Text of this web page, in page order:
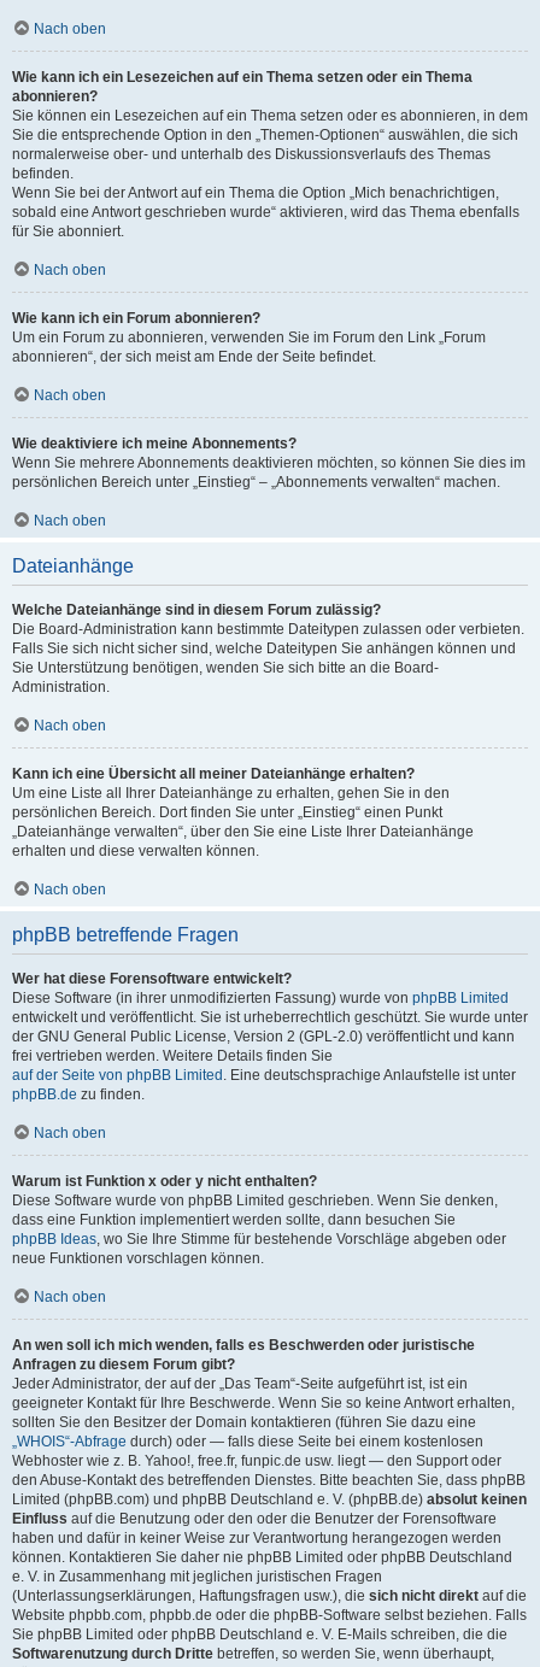
Nach oben
Wie kann ich ein Lesezeichen auf ein Thema setzen oder ein Thema
abonnieren?
Sie können ein Lesezeichen auf ein Thema setzen oder es abonnieren, in dem
Sie die entsprechende Option in den „Themen-Optionen“ auswählen, die sich
normalerweise ober- und unterhalb des Diskussionsverlaufs des Themas
befinden.
Wenn Sie bei der Antwort auf ein Thema die Option „Mich benachrichtigen,
sobald eine Antwort geschrieben wurde“ aktivieren, wird das Thema ebenfalls
für Sie abonniert.
Nach oben
Wie kann ich ein Forum abonnieren?
Um ein Forum zu abonnieren, verwenden Sie im Forum den Link „Forum
abonnieren“, der sich meist am Ende der Seite befindet.
Nach oben
Wie deaktiviere ich meine Abonnements?
Wenn Sie mehrere Abonnements deaktivieren möchten, so können Sie dies im
persönlichen Bereich unter „Einstieg“ – „Abonnements verwalten“ machen.
Nach oben
Dateianhänge
Welche Dateianhänge sind in diesem Forum zulässig?
Die Board-Administration kann bestimmte Dateitypen zulassen oder verbieten.
Falls Sie sich nicht sicher sind, welche Dateitypen Sie anhängen können und
Sie Unterstützung benötigen, wenden Sie sich bitte an die Board-
Administration.
Nach oben
Kann ich eine Übersicht all meiner Dateianhänge erhalten?
Um eine Liste all Ihrer Dateianhänge zu erhalten, gehen Sie in den
persönlichen Bereich. Dort finden Sie unter „Einstieg“ einen Punkt
„Dateianhänge verwalten“, über den Sie eine Liste Ihrer Dateianhänge
erhalten und diese verwalten können.
Nach oben
phpBB betreffende Fragen
Wer hat diese Forensoftware entwickelt?
Diese Software (in ihrer unmodifizierten Fassung) wurde von phpBB Limited
entwickelt und veröffentlicht. Sie ist urheberrechtlich geschützt. Sie wurde unter
der GNU General Public License, Version 2 (GPL-2.0) veröffentlicht und kann
frei vertrieben werden. Weitere Details finden Sie
auf der Seite von phpBB Limited . Eine deutschsprachige Anlaufstelle ist unter
phpBB.de zu finden.
Nach oben
Warum ist Funktion x oder y nicht enthalten?
Diese Software wurde von phpBB Limited geschrieben. Wenn Sie denken,
dass eine Funktion implementiert werden sollte, dann besuchen Sie
phpBB Ideas, wo Sie Ihre Stimme für bestehende Vorschläge abgeben oder
neue Funktionen vorschlagen können.
Nach oben
An wen soll ich mich wenden, falls es Beschwerden oder juristische
Anfragen zu diesem Forum gibt?
Jeder Administrator, der auf der „Das Team“-Seite aufgeführt ist, ist ein
geeigneter Kontakt für Ihre Beschwerde. Wenn Sie so keine Antwort erhalten,
sollten Sie den Besitzer der Domain kontaktieren (führen Sie dazu eine
„WHOIS“-Abfrage durch) oder — falls diese Seite bei einem kostenlosen
Webhoster wie z. B. Yahoo!, free.fr, funpic.de usw. liegt — den Support oder
den Abuse-Kontakt des betreffenden Dienstes. Bitte beachten Sie, dass phpBB
Limited (phpBB.com) und phpBB Deutschland e. V. (phpBB.de) absolut keinen
Einfluss auf die Benutzung oder den oder die Benutzer der Forensoftware
haben und dafür in keiner Weise zur Verantwortung herangezogen werden
können. Kontaktieren Sie daher nie phpBB Limited oder phpBB Deutschland
e. V. in Zusammenhang mit jeglichen juristischen Fragen
(Unterlassungserklärungen, Haftungsfragen usw.), die sich nicht direkt auf die
Website phpbb.com, phpbb.de oder die phpBB-Software selbst beziehen. Falls
Sie phpBB Limited oder phpBB Deutschland e. V. E-Mails schreiben, die die
Softwarenutzung durch Dritte betreffen, so werden Sie, wenn überhaupt,